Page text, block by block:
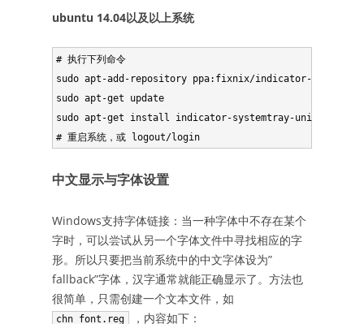
ubuntu 14.04以及以上系统
# 执行下列命令
sudo apt-add-repository ppa:fixnix/indicator-
sudo apt-get update
sudo apt-get install indicator-systemtray-unity
中文显示与字体设置
Windows支持字体链接：当一种字体中不存在某个
字时，可以尝试从另一个字体文件中寻找相应的字
形。所以只要把当前系统中的中文字体设为”
fallback”字体，汉字通常就能正确显示了。方法也
很简单，只需创建一个文本文件，如
chn_font.reg ，内容如下：